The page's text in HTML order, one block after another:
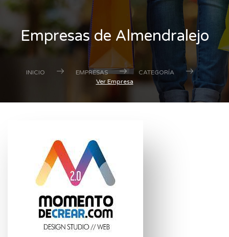
Empresas de Almendralejo
INICIO EMPRESAS
CATEGORÍA
Ver Empresa